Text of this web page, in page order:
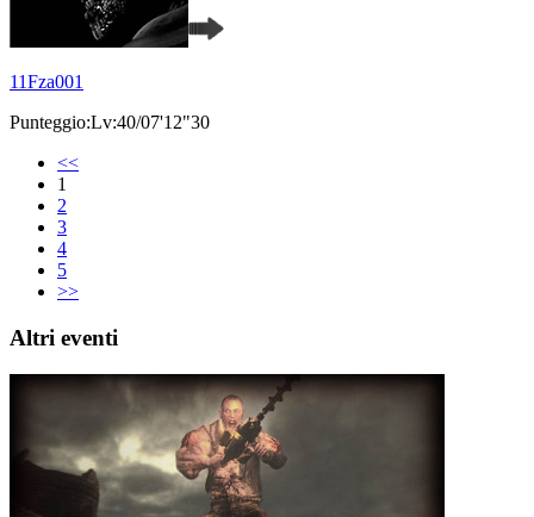
11Fza001
Punteggio:Lv:40/07'12"30
<<
1
2
3
4
5
>>
Altri eventi